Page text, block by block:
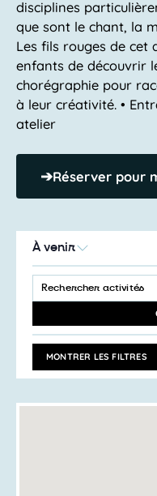
disciplines
que sont le chant, la
Les fils rouges de
enfants de découvrir
chorégraphie pour
à leur créativité. •
atelier
➔Réserver pour
À venir
LA
DATE
Recherche
et
de
vues
Activités
SAISIR
MOT-
ACTIVITÉS
MOT-
CLÉ.
MONTRER LES FILTRES